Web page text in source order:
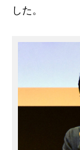
した。